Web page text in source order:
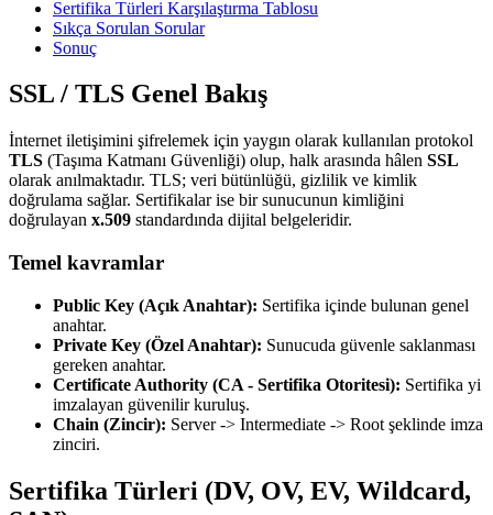
Sertifika Türleri Karşılaştırma Tablosu
Sıkça Sorulan Sorular
Sonuç
SSL / TLS Genel Bakış
İnternet iletişimini şifrelemek için yaygın olarak kullanılan protokol
TLS (Taşıma Katmanı Güvenliği) olup, halk arasında hâlen SSL
olarak anılmaktadır. TLS; veri bütünlüğü, gizlilik ve kimlik
doğrulama sağlar. Sertifikalar ise bir sunucunun kimliğini
doğrulayan x.509 standardında dijital belgeleridir.
Temel kavramlar
Public Key (Açık Anahtar): Sertifika içinde bulunan genel
anahtar.
Private Key (Özel Anahtar): Sunucuda güvenle saklanması
gereken anahtar.
Certificate Authority (CA - Sertifika Otoritesi): Sertifika yi
imzalayan güvenilir kuruluş.
Chain (Zincir): Server -> Intermediate -> Root şeklinde imza
zinciri.
Sertifika Türleri (DV, OV, EV, Wildcard,